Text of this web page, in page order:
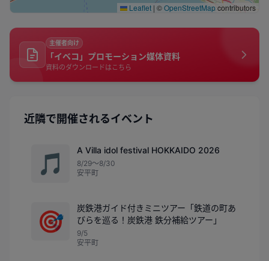
Leaflet | ©OpenStreetMapcontributors
主催者向け
「イベコ」プロモーション媒体資料
資料のダウンロードはこちら
近隣で開催されるイベント
🎵
A Villa idol festival HOKKAIDO 2026
8/29〜8/30
安平町
🎯
炭鉄港ガイド付きミニツアー「鉄道の町あ
びらを巡る！炭鉄港 鉄分補給ツアー」
9/5
安平町